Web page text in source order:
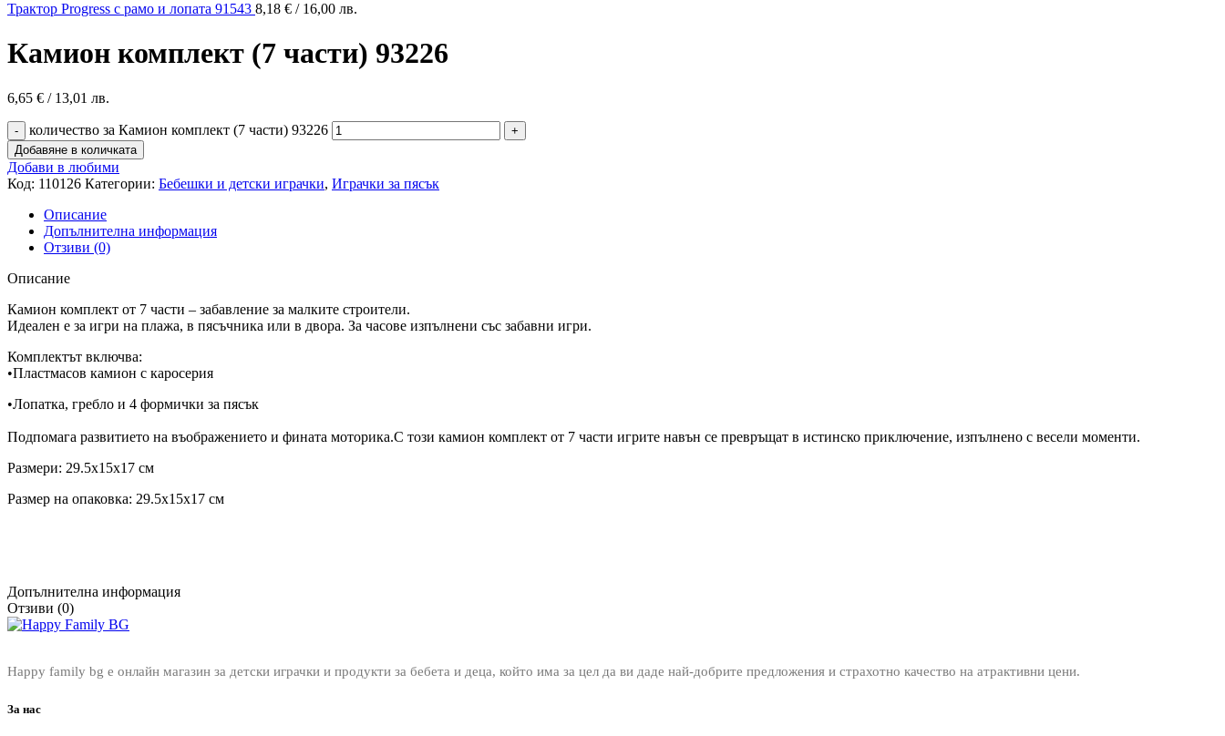
Трактор Progress с рамо и лопата 91543 8,18 € / 16,00 лв.
Камион комплект (7 части) 93226
6,65 € / 13,01 лв.
количество за Камион комплект (7 части) 93226
Добавяне в количката
Добави в любими
Код: 110126 Категории: Бебешки и детски играчки, Играчки за пясък
Описание
Допълнителна информация
Отзиви (0)
Описание
Камион комплект от 7 части – забавление за малките строители.
Идеален е за игри на плажа, в пясъчника или в двора. За часове изпълнени със забавни игри.
Комплектът включва:
•Пластмасов камион с каросерия
•Лопатка, гребло и 4 формички за пясък
Подпомага развитието на въображението и фината моторика.С този камион комплект от 7 части игрите навън се превръщат в истинско приключение, изпълнено с весели моменти.
Размери: 29.5x15x17 см
Размер на опаковка: 29.5x15x17 см
Допълнителна информация
Отзиви (0)
Happy family bg е онлайн магазин за детски играчки и продукти за бебета и деца, който има за цел да ви даде най-добрите предложения и страхотно качество на атрактивни цени.
За нас